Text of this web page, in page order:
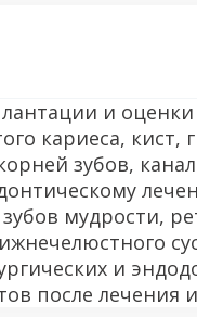
и оценки
кариеса, кист,
зубов,
мудрости,
и
после лечения